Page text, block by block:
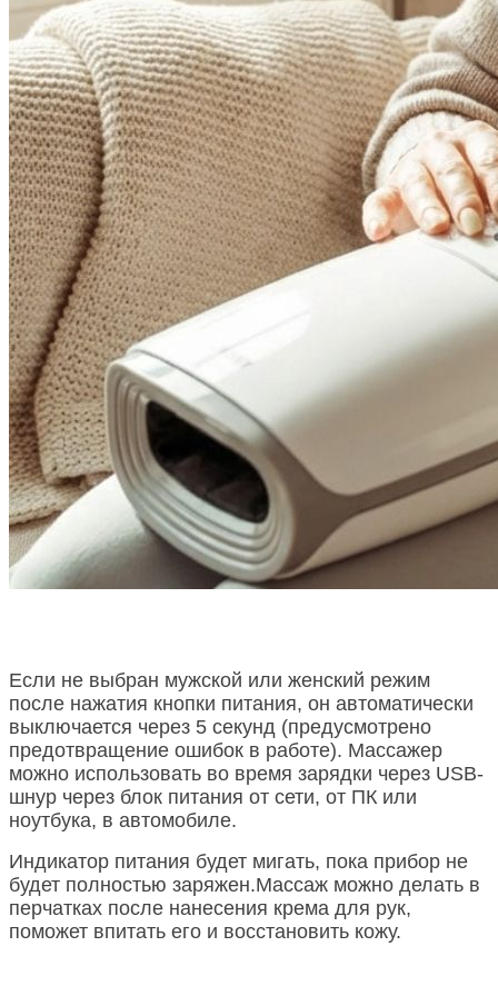
Если не выбран мужской или женский режим
после нажатия кнопки питания, он автоматически
выключается через 5 секунд (предусмотрено
предотвращение ошибок в работе). Массажер
можно использовать во время зарядки через USB-
шнур через блок питания от сети, от ПК или
ноутбука, в автомобиле.
Индикатор питания будет мигать, пока прибор не
будет полностью заряжен.Массаж можно делать в
перчатках после нанесения крема для рук,
поможет впитать его и восстановить кожу.